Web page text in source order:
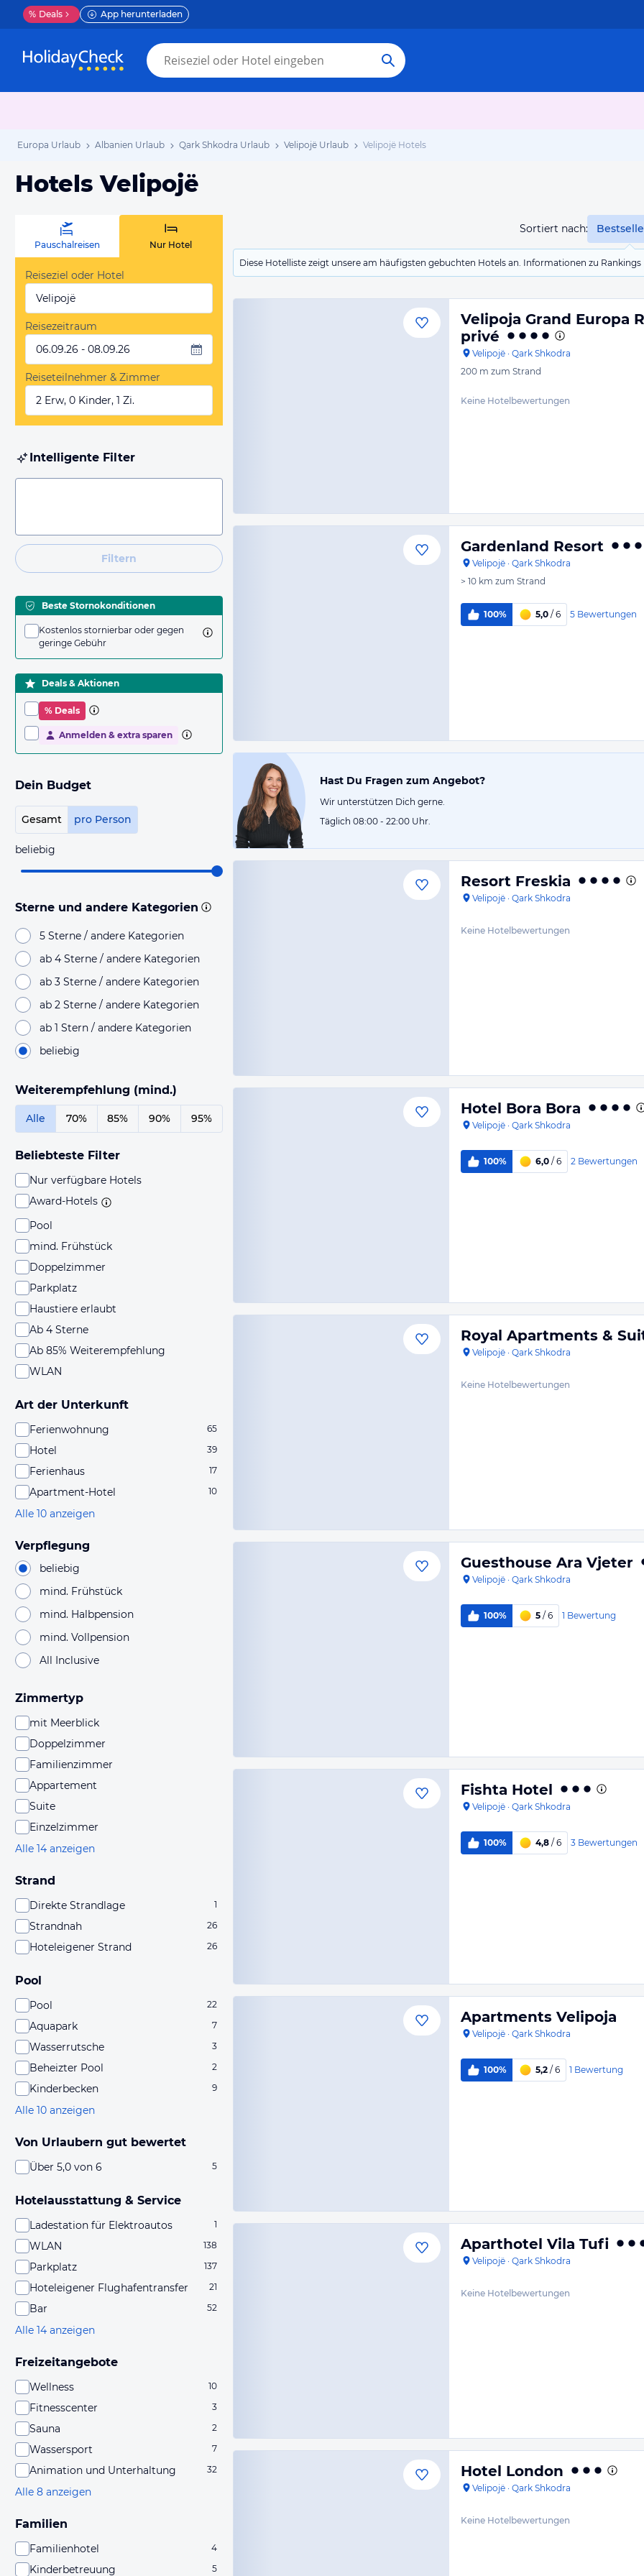
% Deals App herunterladen
Europa Urlaub Albanien Urlaub Qark Shkodra Urlaub Velipojë Urlaub Velipojë Hotels
Hotels Velipojë
Sortiert nach:
Diese Hotelliste zeigt unsere am häufigsten gebuchten Hotels an. Informationen zu
Pauschalreisen Nur Hotel
Reiseziel oder Hotel
Velipojë
Reisezeitraum
06.09.26 - 08.09.26
Reiseteilnehmer & Zimmer
2 Erw, 0 Kinder, 1 Zi.
Intelligente Filter
Filtern
Beste Stornokonditionen
Kostenlos stornierbar oder gegen
geringe Gebühr
Deals & Aktionen
% Deals
Anmelden & extra sparen
Dein Budget
Gesamt pro Person
beliebig
Sterne und andere Kategorien
5 Sterne / andere Kategorien
ab 4 Sterne / andere Kategorien
ab 3 Sterne / andere Kategorien
ab 2 Sterne / andere Kategorien
ab 1 Stern / andere Kategorien
beliebig
Weiterempfehlung (mind.)
Alle 70% 85% 90% 95%
Beliebteste Filter
Nur verfügbare Hotels
Award-Hotels
Pool
mind. Frühstück
Doppelzimmer
Parkplatz
Haustiere erlaubt
Ab 4 Sterne
Ab 85% Weiterempfehlung
WLAN
Art der Unterkunft
Ferienwohnung 65
Hotel 39
Ferienhaus 17
Apartment-Hotel 10
Alle 10 anzeigen
Verpflegung
beliebig
mind. Frühstück
mind. Halbpension
mind. Vollpension
All Inclusive
Zimmertyp
mit Meerblick
Doppelzimmer
Familienzimmer
Appartement
Suite
Einzelzimmer
Alle 14 anzeigen
Strand
Direkte Strandlage 1
Strandnah 26
Hoteleigener Strand 26
Pool
Pool 22
Aquapark 7
Wasserrutsche 3
Beheizter Pool 2
Kinderbecken 9
Alle 10 anzeigen
Von Urlaubern gut bewertet
Über 5,0 von 6 5
Hotelausstattung & Service
Ladestation für Elektroautos 1
WLAN 138
Parkplatz 137
Hoteleigener Flughafentransfer 21
Bar 52
Alle 14 anzeigen
Freizeitangebote
Wellness 10
Fitnesscenter 3
Sauna 2
Wassersport 7
Animation und Unterhaltung 32
Alle 8 anzeigen
Familien
Familienhotel 4
Kinderbetreuung 5
Velipoja Grand Europa
privé
Velipojë · Qark Shkodra
200 m zum Strand
Keine Hotelbewertungen
Gardenland Resort
Velipojë · Qark Shkodra
> 10 km zum Strand
100% 5,0 / 6 5 Bewertungen
Hast Du Fragen zum Angebot?
Wir unterstützen Dich gerne.
Täglich 08:00 - 22:00 Uhr.
Resort Freskia
Velipojë · Qark Shkodra
Keine Hotelbewertungen
Hotel Bora Bora
Velipojë · Qark Shkodra
100% 6,0 / 6 2 Bewertungen
Royal Apartments &
Velipojë · Qark Shkodra
Keine Hotelbewertungen
Guesthouse Ara Vjeter
Velipojë · Qark Shkodra
100% 5 / 6 1 Bewertung
Fishta Hotel
Velipojë · Qark Shkodra
100% 4,8 / 6 3 Bewertungen
Apartments Velipoja
Velipojë · Qark Shkodra
100% 5,2 / 6 1 Bewertung
Aparthotel Vila Tufi
Velipojë · Qark Shkodra
Keine Hotelbewertungen
Hotel London
Velipojë · Qark Shkodra
Keine Hotelbewertungen